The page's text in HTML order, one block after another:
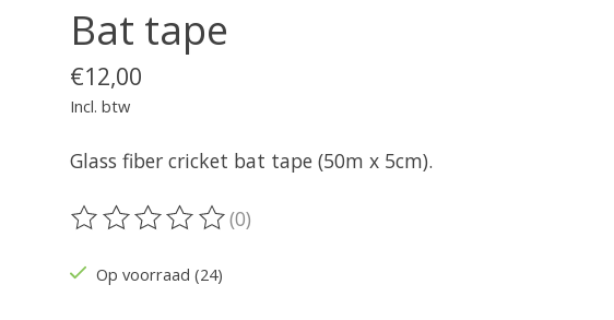
Bat tape
€12,00
Incl. btw
Glass fiber cricket bat tape (50m x 5cm).
De beoordeling van dit product is
(0)
Op voorraad (24)